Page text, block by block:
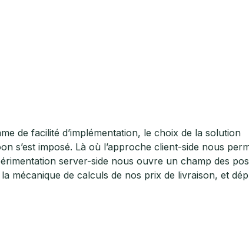
de facilité d’implémentation, le choix de la solution
s’est imposé. Là où l’approche client-side nous
server-side nous ouvre un champ des
mécanique de calculs de nos prix de livraison, et